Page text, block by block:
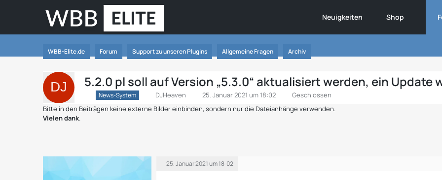
Neuigkeiten Shop
WBB-Elite.de Forum Support zu unseren Plugins Allgemeine Fragen Archiv
5.2.0 pl soll auf Version „5.3.0“ aktualisiert werden, ein
News-System DJHeaven 25. Januar 2021 um 18:02
Geschlossen
Bitte in den Beiträgen keine externe Bilder einbinden, sondern nur die Dateianhänge verwenden.
Vielen dank.
25. Januar 2021 um 18:02